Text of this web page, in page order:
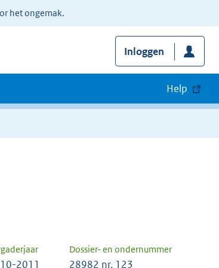
het ongemak.
Inloggen
Help
Dossier- en ondernummer
2011 28982 nr. 123